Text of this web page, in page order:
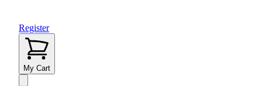
Register
My Cart